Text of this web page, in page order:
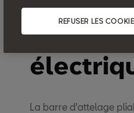
La barre d'attelage
REFUSER LES